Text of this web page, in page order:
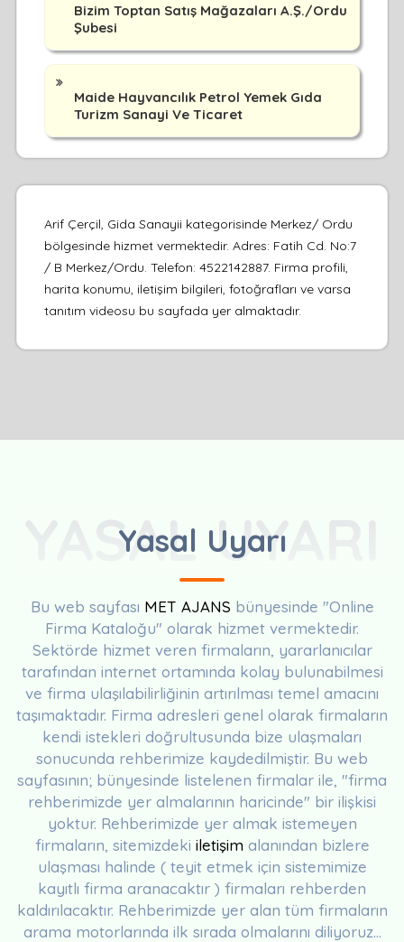
Bizim Toptan Satış Mağazaları A.Ş./Ordu
Şubesi
Maide Hayvancılık Petrol Yemek Gıda
Turizm Sanayi Ve Ticaret
Arif Çerçil, Gida Sanayii kategorisinde Merkez/ Ordu
bölgesinde hizmet vermektedir. Adres: Fatih Cd. No:7
/ B Merkez/Ordu. Telefon: 4522142887. Firma profili,
harita konumu, iletişim bilgileri, fotoğrafları ve varsa
tanıtım videosu bu sayfada yer almaktadır.
Yasal Uyarı
YASAL UYARI
Bu web sayfası MET AJANS bünyesinde "Online
Firma Kataloğu" olarak hizmet vermektedir.
Sektörde hizmet veren firmaların, yararlanıcılar
tarafından internet ortamında kolay bulunabilmesi
ve firma ulaşılabilirliğinin artırılması temel amacını
taşımaktadır. Firma adresleri genel olarak firmaların
kendi istekleri doğrultusunda bize ulaşmaları
sonucunda rehberimize kaydedilmiştir. Bu web
sayfasının; bünyesinde listelenen firmalar ile, "firma
rehberimizde yer almalarının haricinde" bir ilişkisi
yoktur. Rehberimizde yer almak istemeyen
firmaların, sitemizdeki iletişim alanından bizlere
ulaşması halinde ( teyit etmek için sistemimize
kayıtlı firma aranacaktır ) firmaları rehberden
kaldırılacaktır. Rehberimizde yer alan tüm firmaların
arama motorlarında ilk sırada olmalarını diliyoruz...